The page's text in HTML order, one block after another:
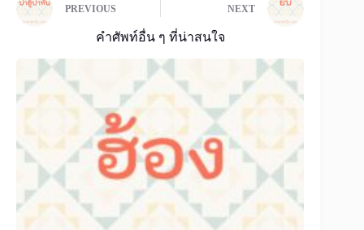
PREVIOUS NEXT
คำศัพท์อื่น ๆ ที่น่าสนใจ